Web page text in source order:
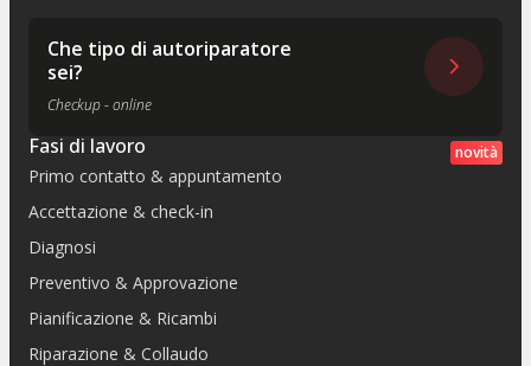
Che tipo di autoriparatore
sei?
Checkup - online
novità
Fasi di lavoro
Primo contatto & appuntamento
Accettazione & check-in
Diagnosi
Preventivo & Approvazione
Pianificazione & Ricambi
Riparazione & Collaudo